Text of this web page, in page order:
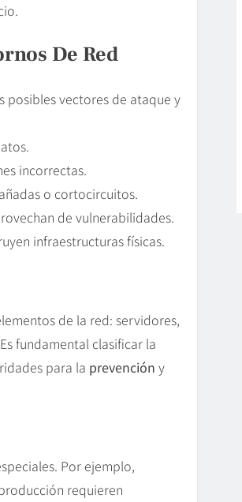
De Red
posibles vectores de ataque y
incorrectas.
o cortocircuitos.
de vulnerabilidades.
infraestructuras físicas.
de la red: servidores,
fundamental clasificar la
para la prevención y
Por ejemplo,
requieren